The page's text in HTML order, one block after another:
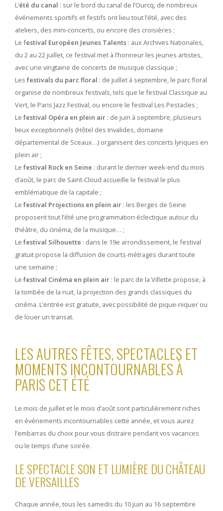
L’été du canal : sur le bord du canal de l’Ourcq, de nombreux
événements sportifs et festifs ont lieu tout l’été, avec des
ateliers, des mini-concerts, ou encore des croisières ;
Le festival Européen Jeunes Talents : aux Archives Nationales,
du 2 au 22 juillet, ce festival met à l’honneur les jeunes artistes,
avec une vingtaine de concerts de musique classique ;
Les festivals du parc floral : de juillet à septembre, le parc floral
organise de nombreux festivals, tels que le festival Classique au
Vert, le Paris Jazz Festival, ou encore le festival Les Pestacles ;
Le festival Opéra en plein air : de juin à septembre, plusieurs
lieux exceptionnels (Hôtel des Invalides, domaine
départemental de Sceaux…) organisent des concerts lyriques en
plein air ;
Le festival Rock en Seine : durant le dernier week-end du mois
d’août, le parc de Saint-Cloud accueille le festival le plus
emblématique de la capitale ;
Le festival Projections en plein air : les Berges de Seine
proposent tout l’été une programmation éclectique autour du
théâtre, du cinéma, de la musique… ;
Le festival Silhouette : dans le 19e arrondissement, le festival
gratuit propose la diffusion de courts-métrages durant toute
une semaine ;
Le festival Cinéma en plein air : le parc de la Villette propose, à
la tombée de la nuit, la projection des grands classiques du
cinéma. L’entrée est gratuite, avec possibilité de pique-niquer ou
de louer un transat.
LES AUTRES FÊTES, SPECTACLES ET
MOMENTS INCONTOURNABLES À
PARIS CET ÉTÉ
Le mois de juillet et le mois d’août sont particulièrement riches
en événements incontournables cette année, et vous aurez
l’embarras du choix pour vous distraire pendant vos vacances
ou le temps d’une soirée.
LE SPECTACLE SON ET LUMIÈRE DU CHÂTEAU
DE VERSAILLES
Chaque année, tous les samedis du 10 juin au 16 septembre